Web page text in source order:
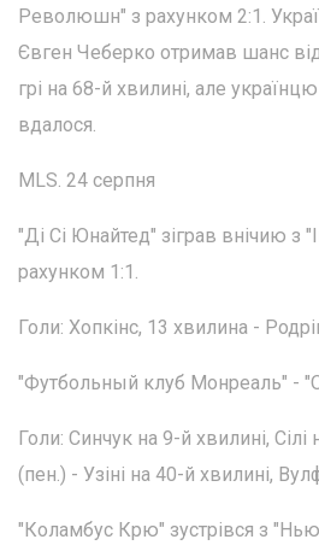
Революшн" з рахунком 2:1.
Євген Чеберко отримав шанс
грі на 68-й хвилині, але
вдалося.
MLS. 24 серпня
"Ді Сі Юнайтед" зіграв внічию з
рахунком 1:1.
Голи: Хопкінс, 13 хвилина -
"Футбольный клуб Монреаль" -
Голи: Синчук на 9-й хвилині,
(пен.) - Узіні на 40-й хвилині,
"Коламбус Крю" зустрівся з